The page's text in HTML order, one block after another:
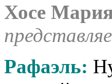
Хосе
Рафаэль: